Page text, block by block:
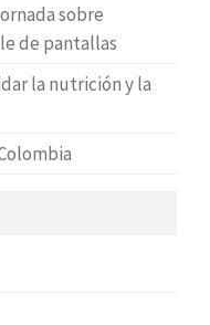
sobre
de pantallas
la nutrición y la